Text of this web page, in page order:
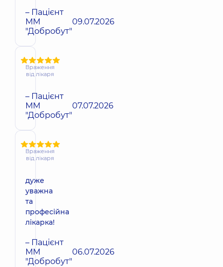
– Пацієнт
ММ
"Добробут"
09.07.2026
Враження
від лікаря
– Пацієнт
ММ
"Добробут"
07.07.2026
Враження
від лікаря
дуже
уважна
та
професійна
лікарка!
– Пацієнт
ММ
"Добробут"
06.07.2026